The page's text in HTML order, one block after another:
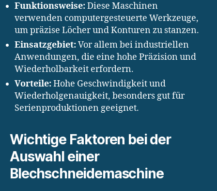
Funktionsweise:Diese Maschinen
verwenden computergesteuerte Werkzeuge,
um präzise Löcher und Konturen zu stanzen.
Einsatzgebiet:Vor allem bei industriellen
Anwendungen, die eine hohe Präzision und
Wiederholbarkeit erfordern.
Vorteile:Hohe Geschwindigkeit und
Wiederholgenauigkeit, besonders gut für
Serienproduktionen geeignet.
Wichtige Faktoren bei der
Auswahl einer
Blechschneidemaschine